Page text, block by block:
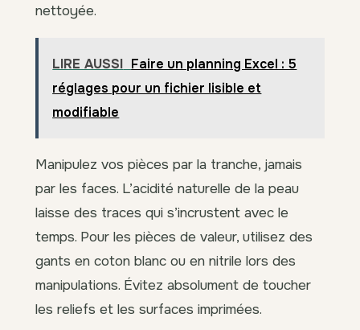
nettoyée.
LIRE AUSSI Faire un planning Excel : 5
réglages pour un fichier lisible et
modifiable
Manipulez vos pièces par la tranche, jamais
par les faces. L’acidité naturelle de la peau
laisse des traces qui s’incrustent avec le
temps. Pour les pièces de valeur, utilisez des
gants en coton blanc ou en nitrile lors des
manipulations. Évitez absolument de toucher
les reliefs et les surfaces imprimées.